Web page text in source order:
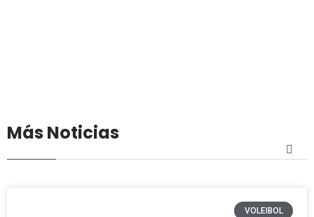
Más Noticias
VOLEIBOL